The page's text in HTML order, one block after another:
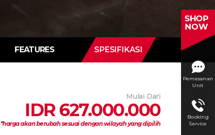
FEATURES SPESIFIKASI
Mulai Dari
IDR 627.000.000
*harga akan berubah sesuai dengan wilayah yang dipilih
SHOP
NOW
Pemesanan
Unit
Booking
Service